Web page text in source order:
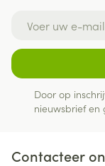
Door op
nieuwsbrief
Contacteer